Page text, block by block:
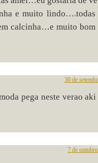
e muito lindo….todas
calcinha…e muito bom
30 de
pega neste verao
7 de